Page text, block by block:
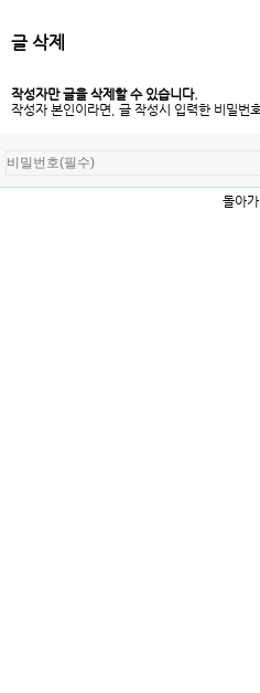
글 삭제
작성자만 글을 삭제할 수 있습니다.
작성자 본인이라면, 글 작성시 입력한 비밀번
돌아가